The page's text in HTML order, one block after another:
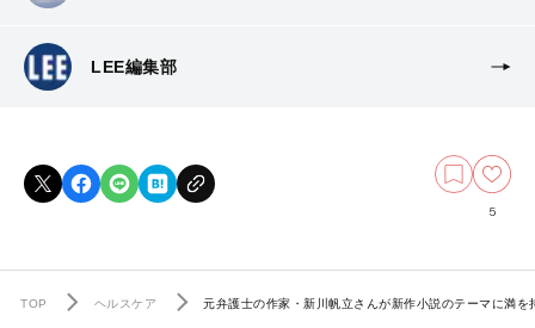
LEE編集部
5
TOP ヘルスケア 元弁護士の作家・新川帆立さんが新作小説のテーマに満